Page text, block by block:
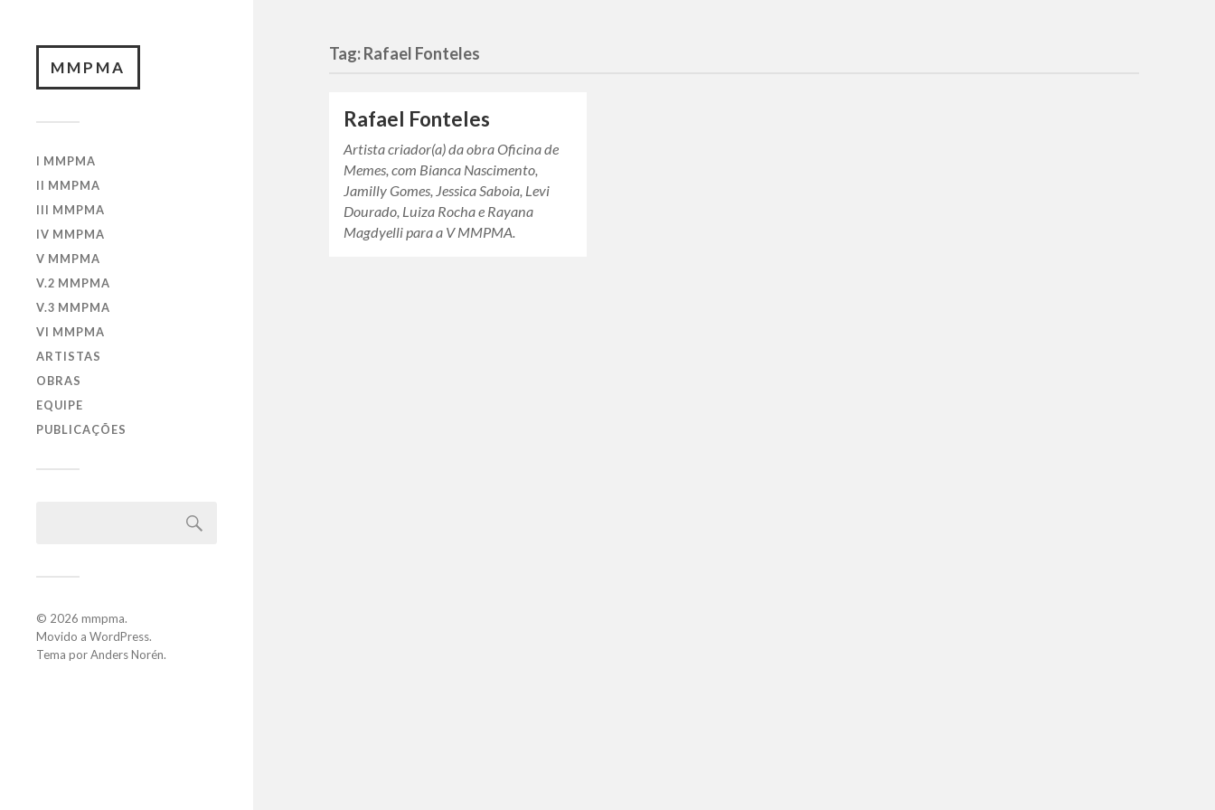
MMPMA
I MMPMA
II MMPMA
III MMPMA
IV MMPMA
V MMPMA
V.2 MMPMA
V.3 MMPMA
VI MMPMA
ARTISTAS
OBRAS
EQUIPE
PUBLICAÇÕES
© 2026 mmpma.
Movido a WordPress.
Tema porAnders Norén.
Tag:Rafael Fonteles
Rafael Fonteles
Artista criador(a) da obra Oficina de
Memes, com Bianca Nascimento,
Jamilly Gomes, Jessica Saboia, Levi
Dourado, Luiza Rocha e Rayana
Magdyelli para a V MMPMA.